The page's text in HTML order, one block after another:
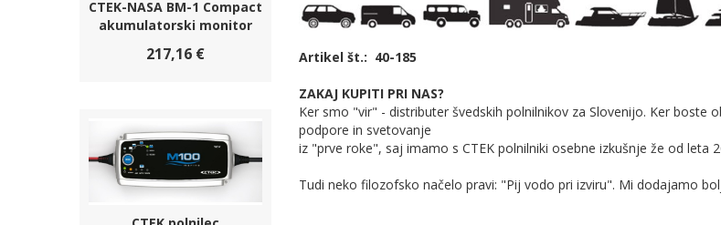
CTEK-NASA BM-1 Compact
akumulatorski monitor
217,16 € Artikel št.: 40-185
ZAKAJ KUPITI PRI NAS?
Ker smo "vir" - distributer švedskih polnilnikov za Slovenijo. Ker
podpore in svetovanje
iz "prve roke", saj imamo s CTEK polnilniki osebne izkušnje že od leta
Tudi neko filozofsko načelo pravi: "Pij vodo pri izviru". Mi dodajamo